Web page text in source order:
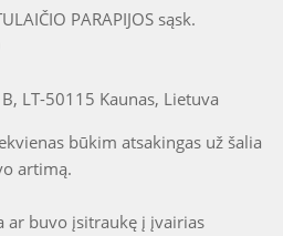
PARAPIJOS sąsk.
LT-50115 Kaunas, Lietuva
būkim atsakingas už šalia
artimą.
ar buvo įsitraukę į įvairias